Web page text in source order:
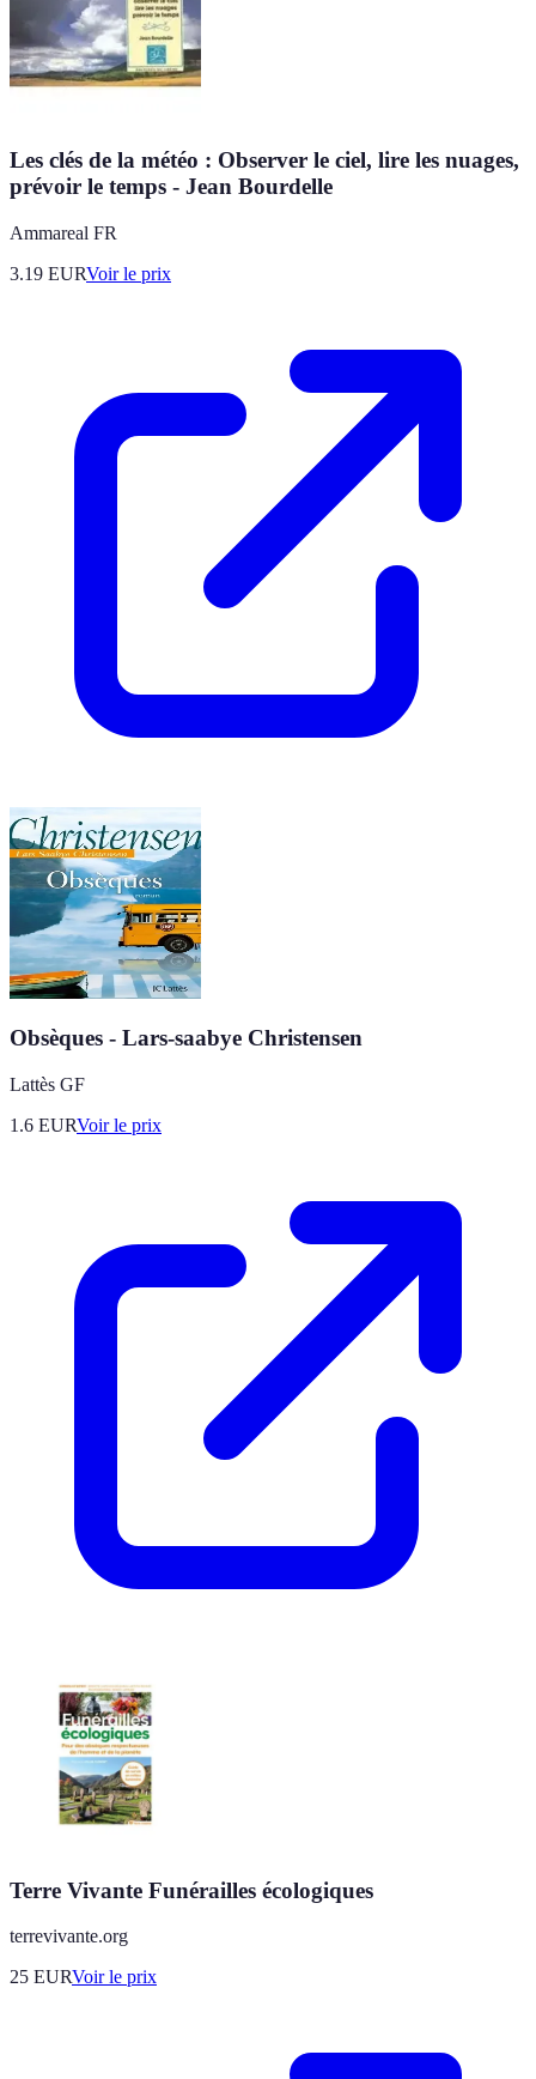
Les clés de la météo : Observer le ciel, lire les nuages,
prévoir le temps - Jean Bourdelle
Ammareal FR
3.19 EURVoir le prix
Obsèques - Lars-saabye Christensen
Lattès GF
1.6 EURVoir le prix
Terre Vivante Funérailles écologiques
terrevivante.org
25 EURVoir le prix